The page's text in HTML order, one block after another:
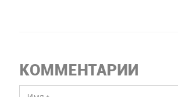
КОММЕНТАРИИ